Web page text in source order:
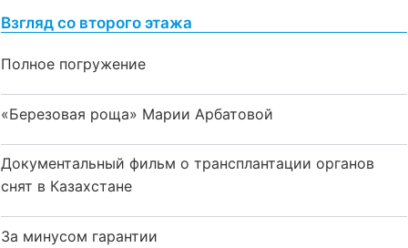
Взгляд со второго этажа
Полное погружение
«Березовая роща» Марии Арбатовой
Документальный фильм о трансплантации органов
снят в Казахстане
За минусом гарантии